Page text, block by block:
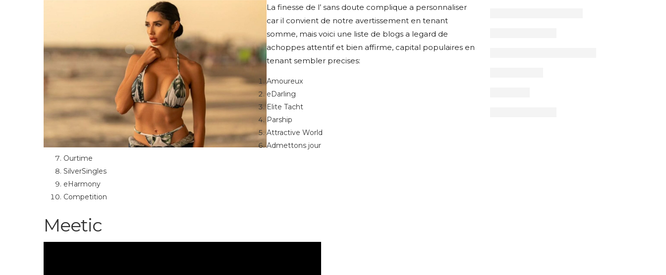
La finesse de l’ sans doute complique a personnaliser
car il convient de notre avertissement en tenant
somme, mais voici une liste de blogs a legard de
achoppes attentif et bien affirme, capital populaires en
tenant sembler precises:
Amoureux
eDarling
Elite Tacht
Parship
Attractive World
Admettons jour
Ourtime
SilverSingles
eHarmony
Competition
Meetic